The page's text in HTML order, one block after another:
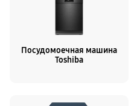
Посудомоечная машина
Toshiba